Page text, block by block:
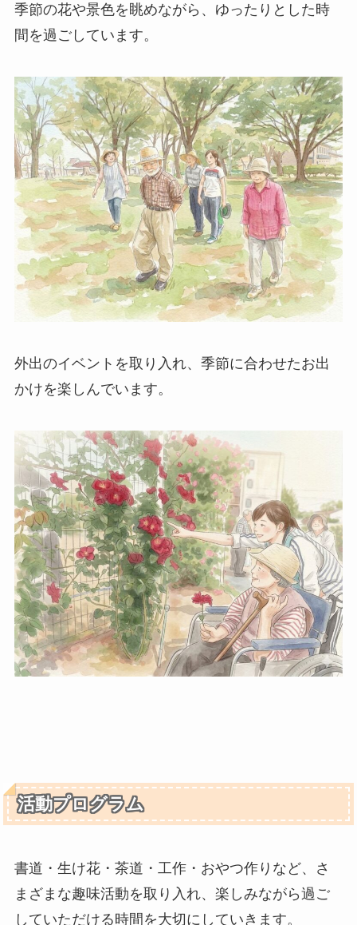
季節の花や景色を眺めながら、ゆったりとした時
間を過ごしています。
外出のイベントを取り入れ、季節に合わせたお出
かけを楽しんでいます。
活動プログラム
書道・生け花・茶道・工作・おやつ作りなど、さ
まざまな趣味活動を取り入れ、楽しみながら過ご
していただける時間を大切にしていきます。